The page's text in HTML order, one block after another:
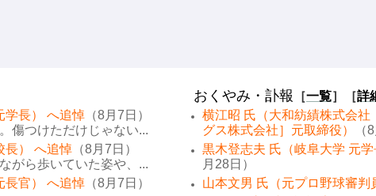
学長） へ追悼 （8月7日）
傷つけただけじゃない...
長） へ追悼 （8月7日）
がら歩いていた姿や、...
長官） へ追悼 （8月7日）
おくやみ・訃報 ［一覧］［詳
横江昭 氏（大和紡績株式会
グス株式会社］元取締役）
（
黒木登志夫 氏（岐阜大学 元学
月28日）
山本文男 氏（元プロ野球審判